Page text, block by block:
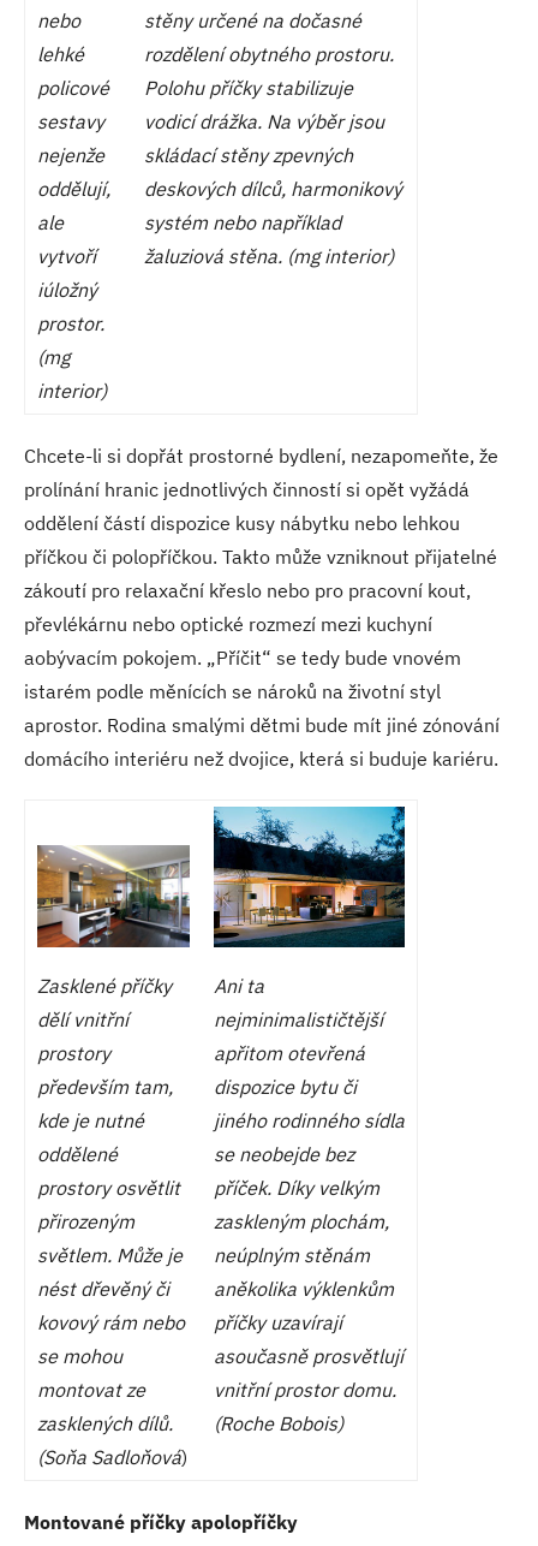
nebo
lehké
policové
sestavy
nejenže
oddělují,
ale
vytvoří
iúložný
prostor.
(mg
interior)
stěny určené na dočasné
rozdělení obytného prostoru.
Polohu příčky stabilizuje
vodicí drážka. Na výběr jsou
skládací stěny zpevných
deskových dílců, harmonikový
systém nebo například
žaluziová stěna. (mg interior)
Chcete-li si dopřát prostorné bydlení, nezapomeňte, že
prolínání hranic jednotlivých činností si opět vyžádá
oddělení částí dispozice kusy nábytku nebo lehkou
příčkou či polopříčkou. Takto může vzniknout přijatelné
zákoutí pro relaxační křeslo nebo pro pracovní kout,
převlékárnu nebo optické rozmezí mezi kuchyní
aobývacím pokojem. „Příčit“ se tedy bude vnovém
istarém podle měnících se nároků na životní styl
aprostor. Rodina smalými dětmi bude mít jiné zónování
domácího interiéru než dvojice, která si buduje kariéru.
Zasklené příčky
dělí vnitřní
prostory
především tam,
kde je nutné
oddělené
prostory osvětlit
přirozeným
světlem. Může je
nést dřevěný či
kovový rám nebo
se mohou
montovat ze
zasklených dílů.
(Soňa Sadloňová)
Ani ta
nejminimalističtější
apřitom otevřená
dispozice bytu či
jiného rodinného sídla
se neobejde bez
příček. Díky velkým
zaskleným plochám,
neúplným stěnám
aněkolika výklenkům
příčky uzavírají
asoučasně prosvětlují
vnitřní prostor domu.
(Roche Bobois)
Montované příčky apolopříčky